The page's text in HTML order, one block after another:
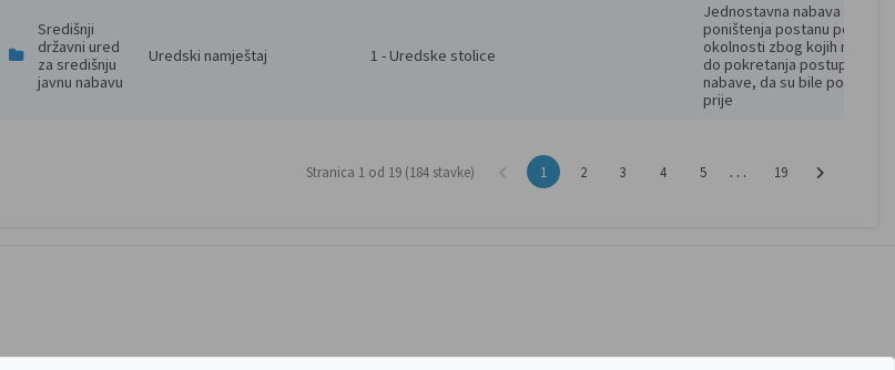
Središnji
državni ured
za središnju
javnu nabavu
Uredski namještaj 1 - Uredske stolice
Jednostavna nabava - razlozi
poništenja postanu poznate
okolnosti zbog kojih ne bi
do pokretanja postupka
nabave, da su bile poznate
prije
Stranica 1 od 19 (184 stavke) 1 2 3 4 5 . . . 19